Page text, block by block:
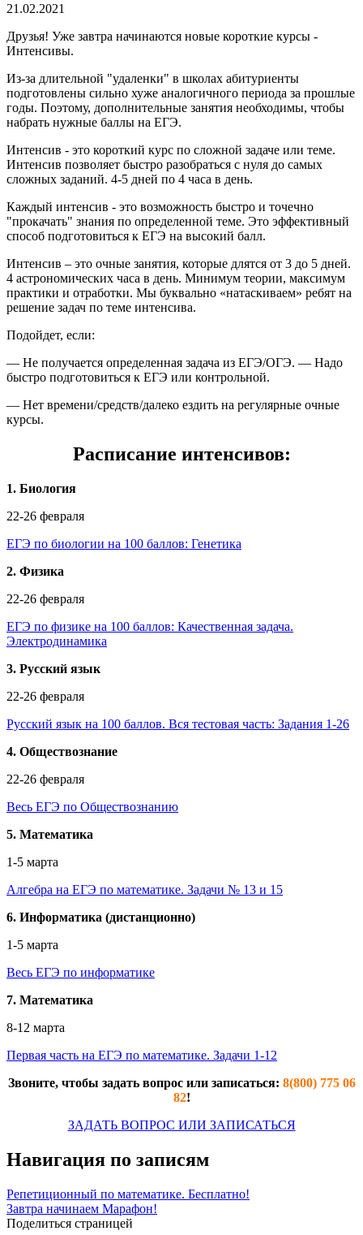
21.02.2021
Друзья! Уже завтра начинаются новые короткие курсы -
Интенсивы.
Из-за длительной "удаленки" в школах абитуриенты
подготовлены сильно хуже аналогичного периода за прошлые
годы. Поэтому, дополнительные занятия необходимы, чтобы
набрать нужные баллы на ЕГЭ.
Интенсив - это короткий курс по сложной задаче или теме.
Интенсив позволяет быстро разобраться с нуля до самых
сложных заданий. 4-5 дней по 4 часа в день.
Каждый интенсив - это возможность быстро и точечно
"прокачать" знания по определенной теме. Это эффективный
способ подготовиться к ЕГЭ на высокий балл.
Интенсив – это очные занятия, которые длятся от 3 до 5 дней.
4 астрономических часа в день. Минимум теории, максимум
практики и отработки. Мы буквально «натаскиваем» ребят на
решение задач по теме интенсива.
Подойдет, если:
— Не получается определенная задача из ЕГЭ/ОГЭ. — Надо
быстро подготовиться к ЕГЭ или контрольной.
— Нет времени/средств/далеко ездить на регулярные очные
курсы.
Расписание интенсивов:
1. Биология
22-26 февраля
ЕГЭ по биологии на 100 баллов: Генетика
2. Физика
22-26 февраля
ЕГЭ по физике на 100 баллов: Качественная задача.
Электродинамика
3. Русский язык
22-26 февраля
Русский язык на 100 баллов. Вся тестовая часть: Задания 1-26
4. Обществознание
22-26 февраля
Весь ЕГЭ по Обществознанию
5. Математика
1-5 марта
Алгебра на ЕГЭ по математике. Задачи № 13 и 15
6. Информатика (дистанционно)
1-5 марта
Весь ЕГЭ по информатике
7. Математика
8-12 марта
Первая часть на ЕГЭ по математике. Задачи 1-12
Звоните, чтобы задать вопрос или записаться: 8(800) 775 06
82!
ЗАДАТЬ ВОПРОС ИЛИ ЗАПИСАТЬСЯ
Навигация по записям
Репетиционный по математике. Бесплатно!
Завтра начинаем Марафон!
Поделиться страницей